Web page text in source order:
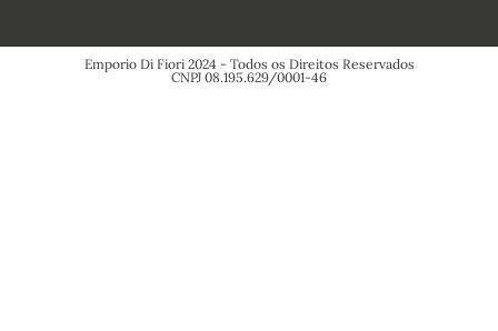
Emporio Di Fiori 2024 - Todos os Direitos Reservados
CNPJ 08.195.629/0001-46